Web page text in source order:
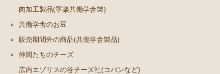
共働学舎のトマトソース
ホエイジャム
共働学舎のぶどうジュース
肉加工製品(寧楽共働学舎製)
肉加工製品(寧楽共働学舎製)
共働学舎のお豆
販売期間外の商品(共働学舎製品)
仲間たちのチーズ
広内エゾリスの谷チーズ社(コバンなど)